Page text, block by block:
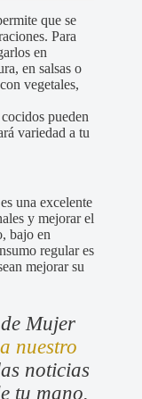
que se
Para
en
en salsas o
vegetales,
pueden
variedad a tu
es una excelente
y mejorar el
bajo en
regular es
mejorar su
Mujer
nuestro
noticias
tu mano.